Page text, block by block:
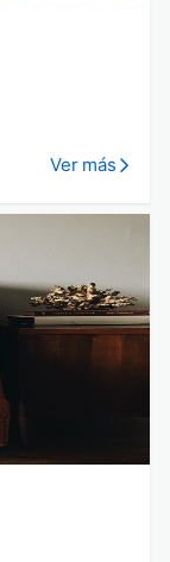
Ver más